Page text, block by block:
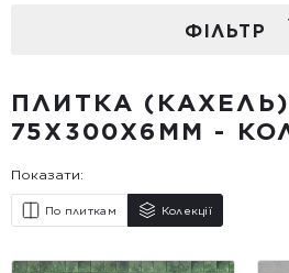
ФIЛЬТР
ПЛИТКА
75X300X6ММ -
Показати:
По плиткам Колекції